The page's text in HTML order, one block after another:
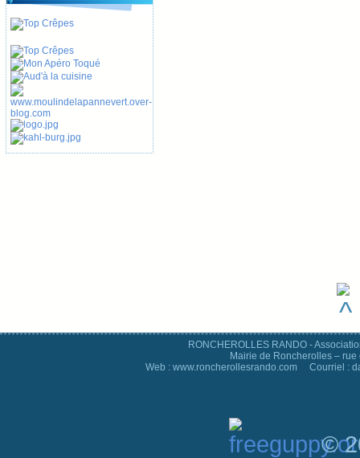
RONCHEROLLES RANDO -
Mairie de Roncherolles –
Web : www.roncherollesrando.com Courriel :
©